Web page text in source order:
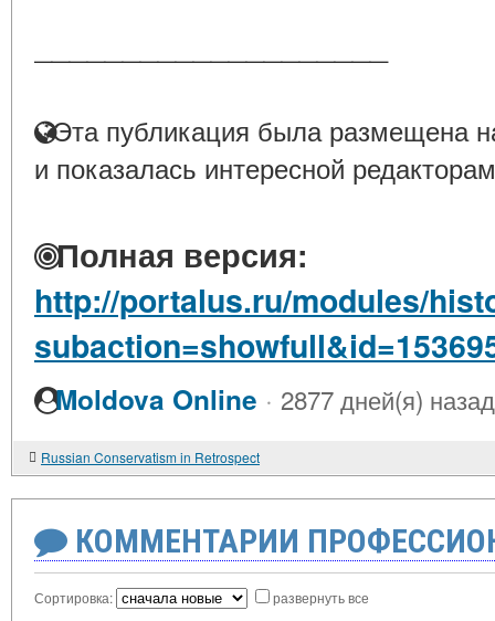
Эта публикация была размещена
и показалась интересной
Полная версия:
http://portalus.ru/modules/
Moldova Online · 2877 дней(я) назад
Russian Conservatism in Retrospect
КОММЕНТАРИИ
Сортировка: развернуть все